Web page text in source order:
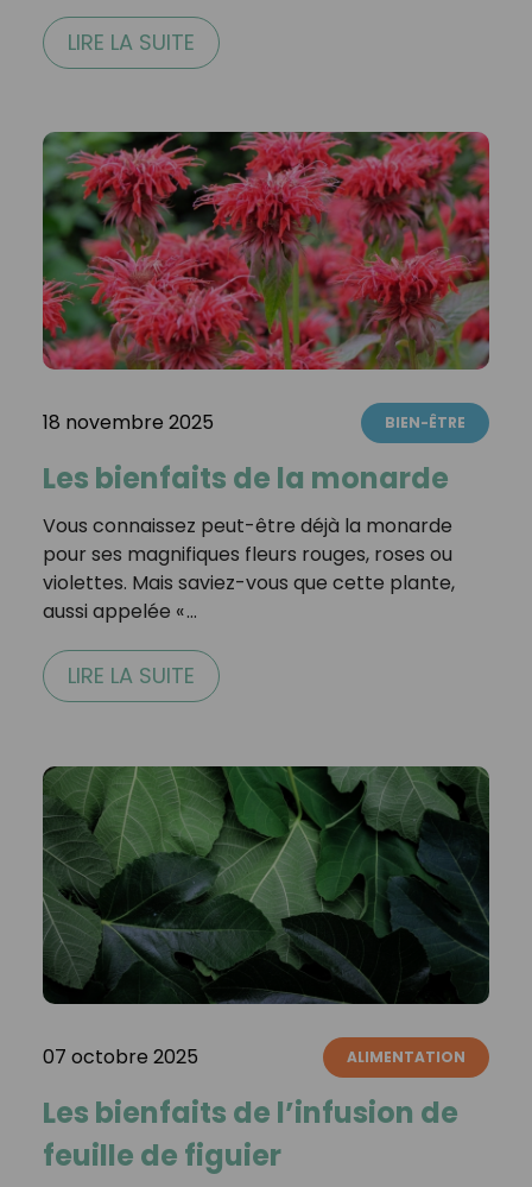
LIRE LA SUITE
18 novembre 2025 BIEN-ÊTRE
Les bienfaits de la monarde
Vous connaissez peut-être déjà la monarde
pour ses magnifiques fleurs rouges, roses ou
violettes. Mais saviez-vous que cette plante,
aussi appelée « …
LIRE LA SUITE
07 octobre 2025 ALIMENTATION
Les bienfaits de l’infusion de
feuille de figuier